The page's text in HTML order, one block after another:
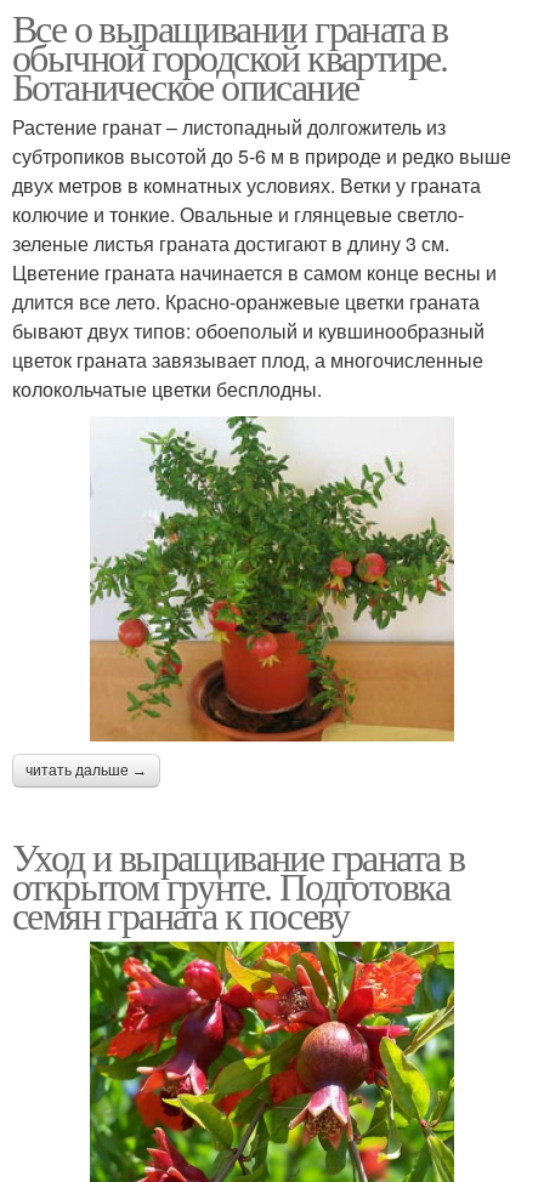
Все о выращивании граната в
обычной городской квартире.
Ботаническое описание
Растение гранат – листопадный долгожитель из
субтропиков высотой до 5-6 м в природе и редко выше
двух метров в комнатных условиях. Ветки у граната
колючие и тонкие. Овальные и глянцевые светло-
зеленые листья граната достигают в длину 3 см.
Цветение граната начинается в самом конце весны и
длится все лето. Красно-оранжевые цветки граната
бывают двух типов: обоеполый и кувшинообразный
цветок граната завязывает плод, а многочисленные
колокольчатые цветки бесплодны.
читать дальше →
Уход и выращивание граната в
открытом грунте. Подготовка
семян граната к посеву